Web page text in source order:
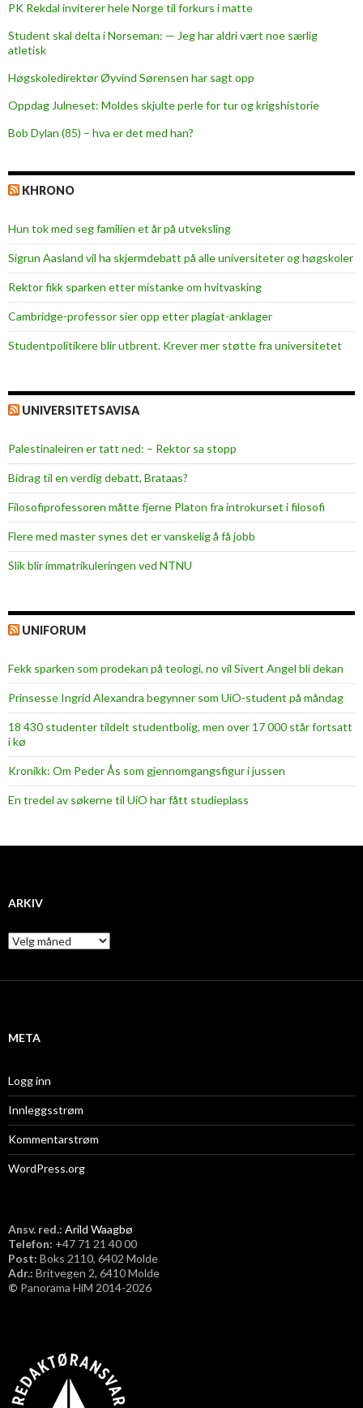
t
o
r
-
a
l
e
t
PK Rekdal inviterer hele Norge til forkurs i matte
Student skal delta i Norseman: — Jeg har aldri vært noe særlig
atletisk
Høgskoledirektør Øyvind Sørensen har sagt opp
Oppdag Julneset: Moldes skjulte perle for tur og krigshistorie
Bob Dylan (85) – hva er det med han?
KHRONO
Hun tok med seg familien et år på utveksling
Sigrun Aasland vil ha skjerm­debatt på alle universiteter og høgskoler
Rektor fikk sparken etter mistanke om hvitvasking
Cambridge-professor sier opp etter plagiat-anklager
Studentpolitikere blir utbrent. Krever mer støtte fra universitetet
UNIVERSITETSAVISA
Palestinaleiren er tatt ned: – Rektor sa stopp
Bidrag til en verdig debatt, Brataas?
Filosofiprofessoren måtte fjerne Platon fra introkurset i filosofi
Flere med master synes det er vanskelig å få jobb
Slik blir immatrikuleringen ved NTNU
UNIFORUM
Fekk sparken som prodekan på teologi, no vil Sivert Angel bli dekan
Prinsesse Ingrid Alexandra begynner som UiO-student på måndag
18 430 studenter tildelt studentbolig, men over 17 000 står fortsatt
i kø
Kronikk: Om Peder Ås som gjennomgangsfigur i jussen
En tredel av søkerne til UiO har fått studieplass
ARKIV
A
r
i
META
Logg inn
Innleggsstrøm
Kommentarstrøm
WordPress.org
Ansv. red.: Arild Waagbø
Telefon: ​+47 71 21 40 00
Post: Boks 2110, 6402 Molde
Adr.: Britvegen 2, 6410 Molde
© Panorama HiM 2014-2026